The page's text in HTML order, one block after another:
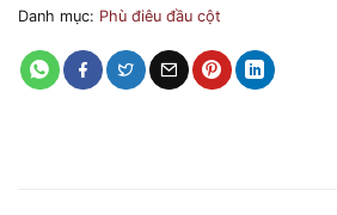
Danh mục: Phù điêu đầu cột